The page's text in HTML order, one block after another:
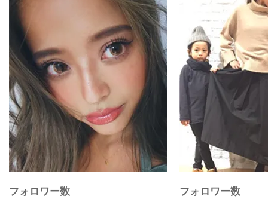
フォロワー数 フォロワー数